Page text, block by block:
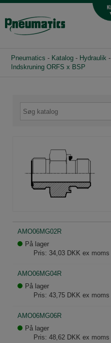
Fittings og slange
Handelsbetingelser
Om os
Pneumatics - Katalog - Hydraulik -
Indskruning ORFS x BSP
AMO06MG02R
På lager
Pris: 34,03 DKK ex moms
AMO06MG04R
På lager
Pris: 43,75 DKK ex moms
AMO06MG06R
På lager
Pris: 48,62 DKK ex moms